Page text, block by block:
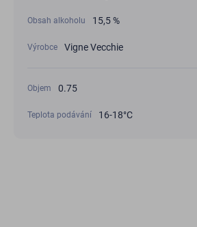
Obsah alkoholu 15,5 %
Výrobce Vigne Vecchie
Objem 0.75
Teplota podávání 16-18°C